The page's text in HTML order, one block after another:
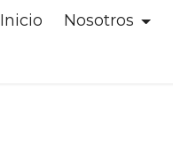
Inicio Nosotros